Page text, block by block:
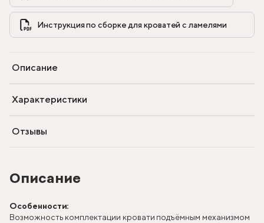
Описание
Особенности:
Возможность комплектации кровати подъёмным механизмом
Описание
Характеристики
Отзывы